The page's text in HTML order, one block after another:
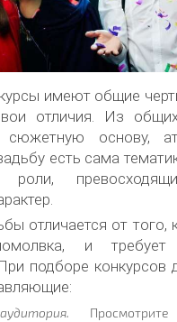
имеют общие
отличия. Из
основу,
есть сама
роли,
отличается от того,
и требует
подборе конкурсов
Просмотрите